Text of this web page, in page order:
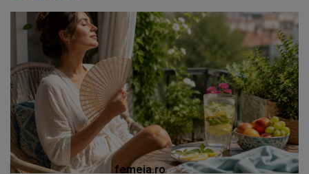
femeia.ro